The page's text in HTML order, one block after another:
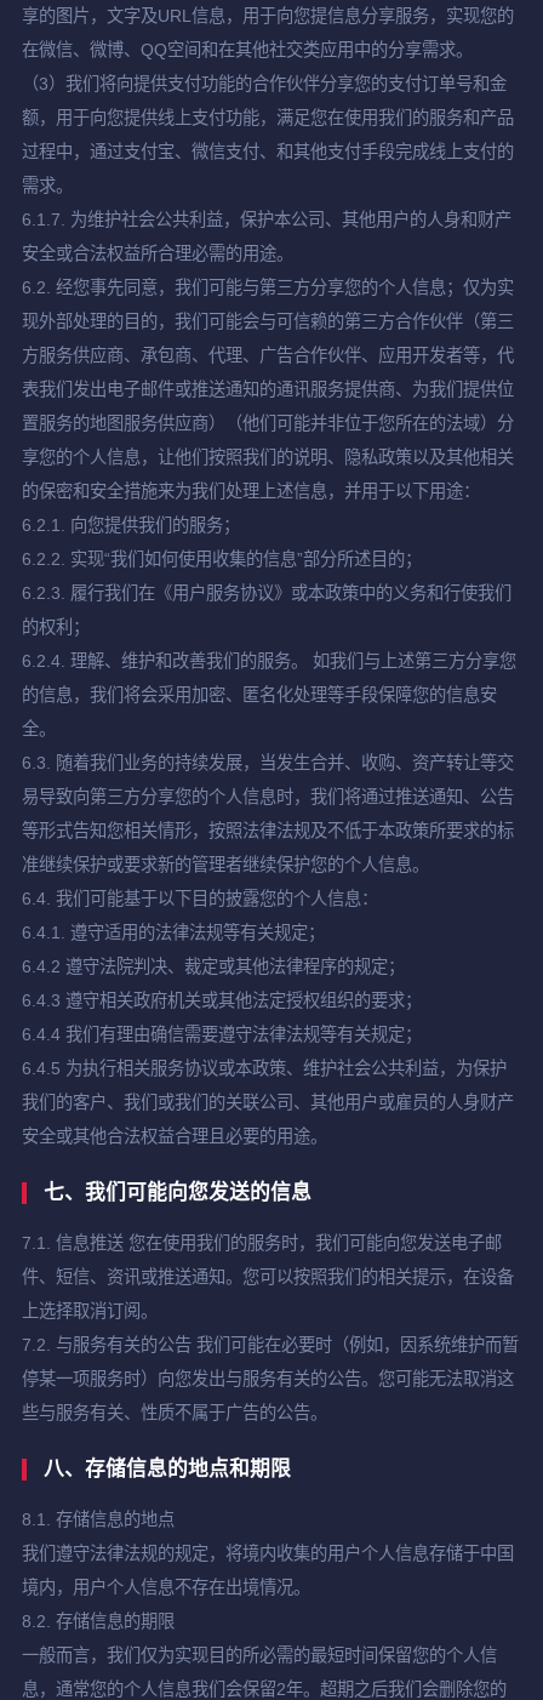
享的图片，文字及URL信息，用于向您提信息分享服务，实现您的
在微信、微博、QQ空间和在其他社交类应用中的分享需求。
（3）我们将向提供支付功能的合作伙伴分享您的支付订单号和金
额，用于向您提供线上支付功能，满足您在使用我们的服务和产品
过程中，通过支付宝、微信支付、和其他支付手段完成线上支付的
需求。
6.1.7. 为维护社会公共利益，保护本公司、其他用户的人身和财产
安全或合法权益所合理必需的用途。
6.2. 经您事先同意，我们可能与第三方分享您的个人信息；仅为实
现外部处理的目的，我们可能会与可信赖的第三方合作伙伴（第三
方服务供应商、承包商、代理、广告合作伙伴、应用开发者等，代
表我们发出电子邮件或推送通知的通讯服务提供商、为我们提供位
置服务的地图服务供应商）（他们可能并非位于您所在的法域）分
享您的个人信息，让他们按照我们的说明、隐私政策以及其他相关
的保密和安全措施来为我们处理上述信息，并用于以下用途：
6.2.1. 向您提供我们的服务；
6.2.2. 实现“我们如何使用收集的信息”部分所述目的；
6.2.3. 履行我们在《用户服务协议》或本政策中的义务和行使我们
的权利；
6.2.4. 理解、维护和改善我们的服务。 如我们与上述第三方分享您
的信息，我们将会采用加密、匿名化处理等手段保障您的信息安
全。
6.3. 随着我们业务的持续发展，当发生合并、收购、资产转让等交
易导致向第三方分享您的个人信息时，我们将通过推送通知、公告
等形式告知您相关情形，按照法律法规及不低于本政策所要求的标
准继续保护或要求新的管理者继续保护您的个人信息。
6.4. 我们可能基于以下目的披露您的个人信息：
6.4.1. 遵守适用的法律法规等有关规定；
6.4.2 遵守法院判决、裁定或其他法律程序的规定；
6.4.3 遵守相关政府机关或其他法定授权组织的要求；
6.4.4 我们有理由确信需要遵守法律法规等有关规定；
6.4.5 为执行相关服务协议或本政策、维护社会公共利益，为保护
我们的客户、我们或我们的关联公司、其他用户或雇员的人身财产
安全或其他合法权益合理且必要的用途。
七、我们可能向您发送的信息
7.1. 信息推送 您在使用我们的服务时，我们可能向您发送电子邮
件、短信、资讯或推送通知。您可以按照我们的相关提示，在设备
上选择取消订阅。
7.2. 与服务有关的公告 我们可能在必要时（例如，因系统维护而暂
停某一项服务时）向您发出与服务有关的公告。您可能无法取消这
些与服务有关、性质不属于广告的公告。
八、存储信息的地点和期限
8.1. 存储信息的地点
我们遵守法律法规的规定，将境内收集的用户个人信息存储于中国
境内，用户个人信息不存在出境情况。
8.2. 存储信息的期限
一般而言，我们仅为实现目的所必需的最短时间保留您的个人信
息，通常您的个人信息我们会保留2年。超期之后我们会删除您的